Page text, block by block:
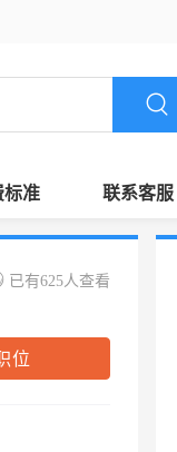
标准 联系客服
已有625人查看
位